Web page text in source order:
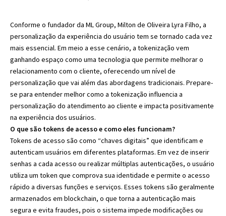
Conforme o fundador da ML Group, Milton de Oliveira Lyra Filho, a
personalização da experiência do usuário tem se tornado cada vez
mais essencial. Em meio a esse cenário, a tokenização vem
ganhando espaço como uma tecnologia que permite melhorar o
relacionamento com o cliente, oferecendo um nível de
personalização que vai além das abordagens tradicionais. Prepare-
se para entender melhor como a tokenização influencia a
personalização do atendimento ao cliente e impacta positivamente
na experiência dos usuários.
O que são tokens de acesso e como eles funcionam?
Tokens de acesso são como “chaves digitais” que identificam e
autenticam usuários em diferentes plataformas. Em vez de inserir
senhas a cada acesso ou realizar múltiplas autenticações, o usuário
utiliza um token que comprova sua identidade e permite o acesso
rápido a diversas funções e serviços. Esses tokens são geralmente
armazenados em blockchain, o que torna a autenticação mais
segura e evita fraudes, pois o sistema impede modificações ou